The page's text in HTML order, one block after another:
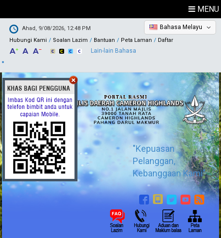
MENU
Ahad, 9/08/2026, 12:48 PM
Hubungi Kami
Soalan Lazim Bantuan Peta Laman Daftar
Bahasa Melayu
Lain-lain Bahasa
"Kepuasan
Pelanggan,
Kebanggaan Kami"